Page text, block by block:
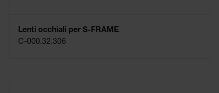
Lenti occhiali per S-FRAME
C-000.32.306